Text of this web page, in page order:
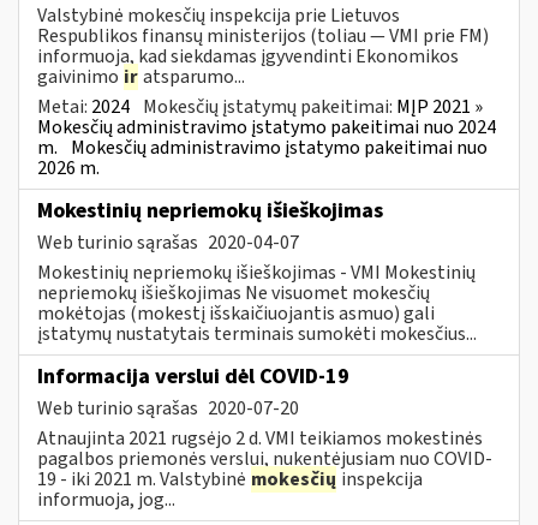
Valstybinė mokesčių inspekcija prie Lietuvos
Respublikos finansų ministerijos (toliau — VMI prie FM)
informuoja, kad siekdamas įgyvendinti Ekonomikos
gaivinimo iratsparumo...
Metai: 2024 Mokesčių įstatymų pakeitimai: MĮP 2021 »
Mokesčių administravimo įstatymo pakeitimai nuo 2024
m. Mokesčių administravimo įstatymo pakeitimai nuo
2026 m.
Mokestinių nepriemokų išieškojimas
Web turinio sąrašas 2020-04-07
Mokestinių nepriemokų išieškojimas - VMI Mokestinių
nepriemokų išieškojimas Ne visuomet mokesčių
mokėtojas (mokestį išskaičiuojantis asmuo) gali
įstatymų nustatytais terminais sumokėti mokesčius...
Informacija verslui dėl COVID-19
Web turinio sąrašas 2020-07-20
Atnaujinta 2021 rugsėjo 2 d. VMI teikiamos mokestinės
pagalbos priemonės verslui, nukentėjusiam nuo COVID-
19 - iki 2021 m. Valstybinė mokesčių inspekcija
informuoja, jog...